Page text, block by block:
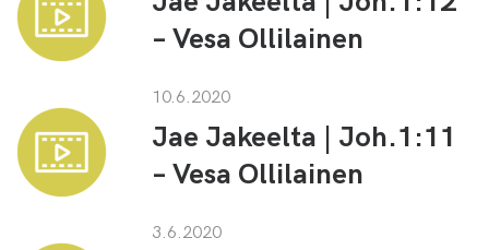
– Vesa Ollilainen
10.6.2020
Jae Jakeelta | Joh.1:11
– Vesa Ollilainen
3.6.2020